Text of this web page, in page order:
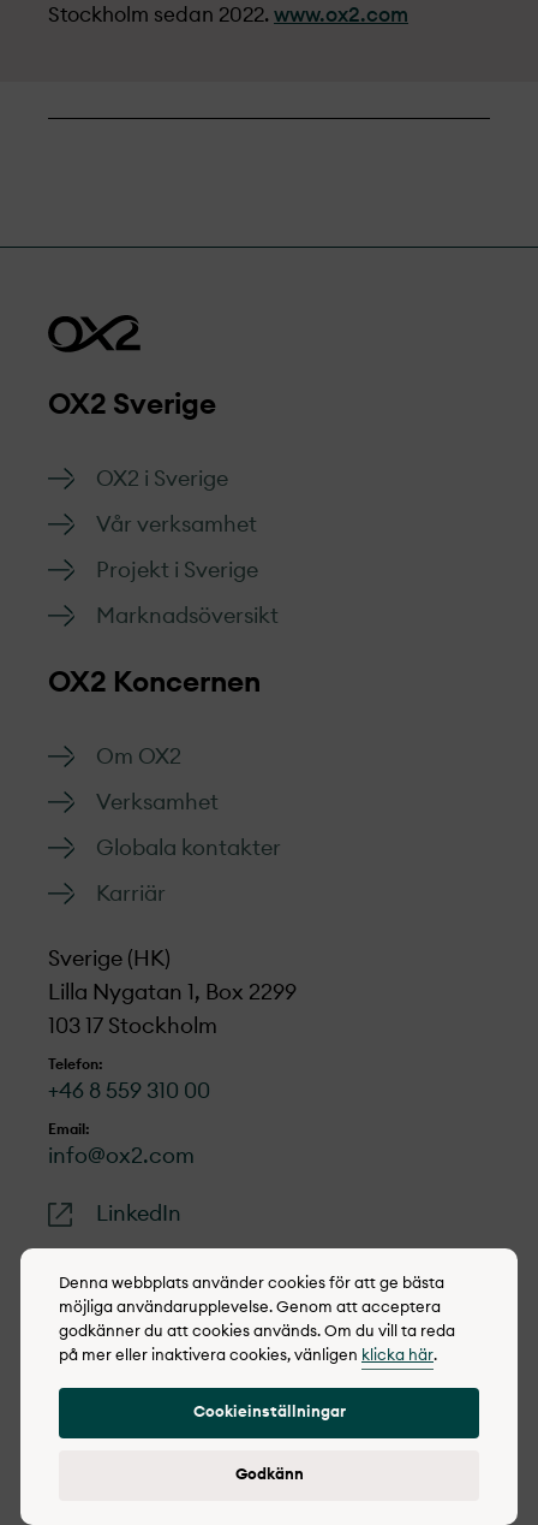
Stockholm sedan 2022. www.ox2.com
OX2 Sverige
OX2 i Sverige
Vår verksamhet
Projekt­ i Sverige
Marknads­översikt
OX2 Koncernen
Om OX2
Verksamhet
Globala kontakter
Karriär
Sverige (HK)
Lilla Nygatan 1, Box 2299
103 17 Stockholm
Telefon:
+46 8 559 310 00
Email:
info@ox2.com
LinkedIn
© 2022-2026 OX2
Cookie policy
Denna webbplats använder cookies för att ge bästa
möjliga användarupplevelse. Genom att acceptera
godkänner du att cookies används. Om du vill ta reda
på mer eller inaktivera cookies, vänligen klicka här.
Cookieinställningar
Godkänn